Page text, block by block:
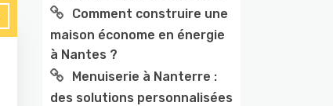
Comment construire une
maison économe en énergie
à Nantes ?
Menuiserie à Nanterre :
des solutions personnalisées